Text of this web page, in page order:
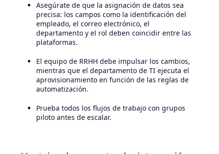
Asegúrate de que la asignación de datos sea
precisa: los campos como la identificación del
empleado, el correo electrónico, el
departamento y el rol deben coincidir entre las
plataformas.
El equipo de RRHH debe impulsar los cambios,
mientras que el departamento de TI ejecuta el
aprovisionamiento en función de las reglas de
automatización.
Prueba todos los flujos de trabajo con grupos
piloto antes de escalar.